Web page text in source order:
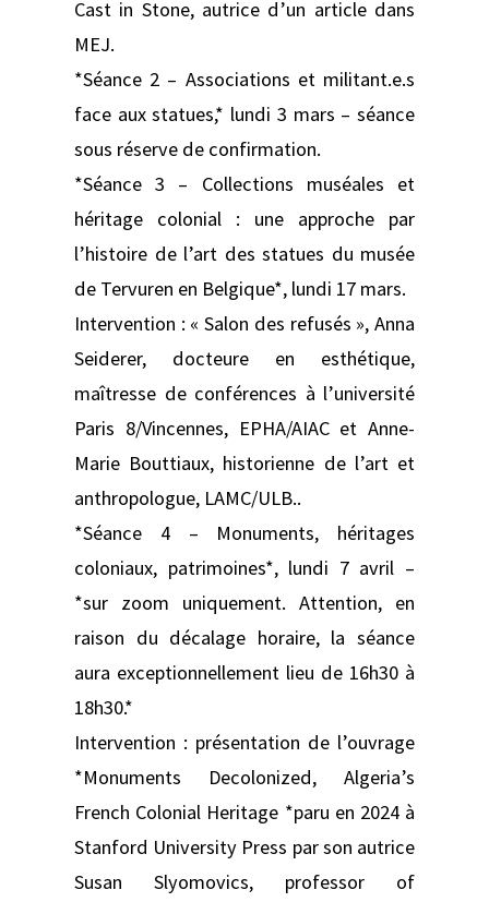
Cast in Stone, autrice d’un article dans
MEJ.
*Séance 2 – Associations et militant.e.s
face aux statues,* lundi 3 mars – séance
sous réserve de confirmation.
*Séance 3 – Collections muséales et
héritage colonial : une approche par
l’histoire de l’art des statues du musée
de Tervuren en Belgique*, lundi 17 mars.
Intervention : « Salon des refusés », Anna
Seiderer, docteure en esthétique,
maîtresse de conférences à l’université
Paris 8/Vincennes, EPHA/AIAC et Anne-
Marie Bouttiaux, historienne de l’art et
anthropologue, LAMC/ULB..
*Séance 4 – Monuments, héritages
coloniaux, patrimoines*, lundi 7 avril –
*sur zoom uniquement. Attention, en
raison du décalage horaire, la séance
aura exceptionnellement lieu de 16h30 à
18h30.*
Intervention : présentation de l’ouvrage
*Monuments Decolonized, Algeria’s
French Colonial Heritage *paru en 2024 à
Stanford University Press par son autrice
Susan Slyomovics, professor of